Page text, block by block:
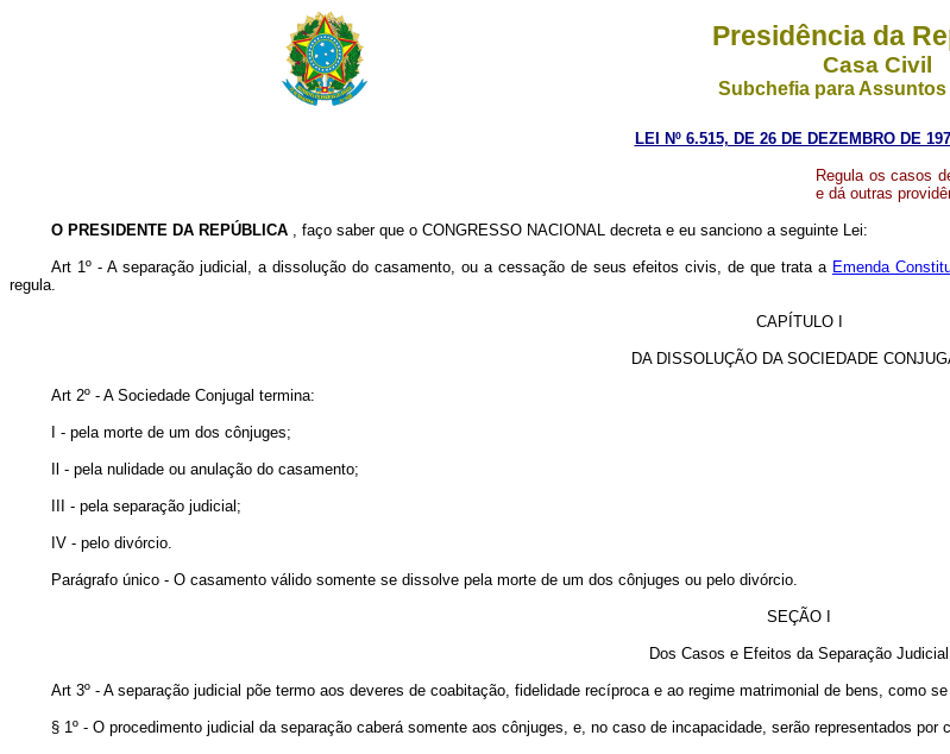
Presidência da
Casa Civil
Subchefia para
LEI Nº 6.515, DE 26 DE DEZEMBRO DE
Regula os casos
e dá outras
O PRESIDENTE DA REPÚBLICA , faço saber que o CONGRESSO NACIONAL decreta e eu sanciono a seguinte Lei:
Art 1º - A separação judicial, a dissolução do casamento, ou a cessação de seus efeitos civis, de que trata a Emenda
regula.
CAPÍTULO I
DA DISSOLUÇÃO DA SOCIEDADE
Art 2º - A Sociedade Conjugal termina:
I - pela morte de um dos cônjuges;
Il - pela nulidade ou anulação do casamento;
III - pela separação judicial;
IV - pelo divórcio.
Parágrafo único - O casamento válido somente se dissolve pela morte de um dos cônjuges ou pelo divórcio.
SEÇÃO I
Dos Casos e Efeitos da Separação Judicial
Art 3º - A separação judicial põe termo aos deveres de coabitação, fidelidade recíproca e ao regime matrimonial de bens, como
§ 1º - O procedimento judicial da separação caberá somente aos cônjuges, e, no caso de incapacidade, serão representados por